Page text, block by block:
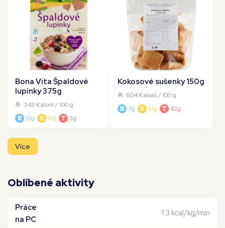
Bona Vita Špaldové
lupínky 375g
343 Kalorií/ 100 g
B 12g S 61g T 3g
Kokosové sušenky 150g
604 Kalorií/ 100 g
B 7g S 51g T 42g
Více
Oblíbené aktivity
Práce
na PC
1.3 kcal/kg/min